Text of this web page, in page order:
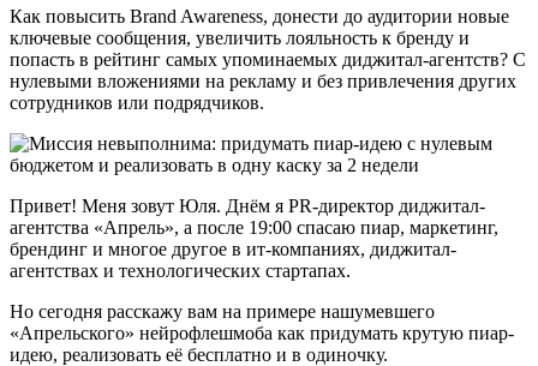
Как повысить Brand Awareness, донести до аудитории новые
ключевые сообщения, увеличить лояльность к бренду и
попасть в рейтинг самых упоминаемых диджитал-агентств? С
нулевыми вложениями на рекламу и без привлечения других
сотрудников или подрядчиков.
Привет! Меня зовут Юля. Днём я PR-директор диджитал-
агентства «Апрель», а после 19:00 спасаю пиар, маркетинг,
брендинг и многое другое в ит-компаниях, диджитал-
агентствах и технологических стартапах.
Но сегодня расскажу вам на примере нашумевшего
«Апрельского» нейрофлешмоба как придумать крутую пиар-
идею, реализовать её бесплатно и в одиночку.